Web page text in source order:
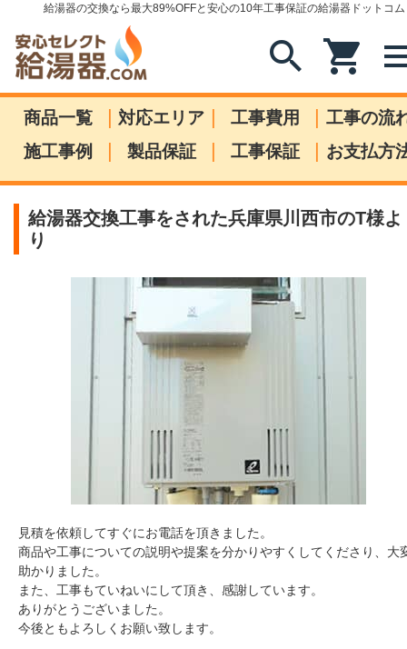
給湯器の交換なら最大89%OFFと安心の10年工事保証の給湯器ドットコム
search shopping_cart
商品一覧 | 対応エリア | 工事費用 | 工事の流
施工事例
| 製品保証 | 工事保証 | お支払方
給湯器交換工事をされた兵庫県川西市のT様よ
り
見積を依頼してすぐにお電話を頂きました。
商品や工事についての説明や提案を分かりやすくしてくださり、大
助かりました。
また、工事もていねいにして頂き、感謝しています。
ありがとうございました。
今後ともよろしくお願い致します。